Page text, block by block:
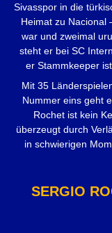
Sivasspor in die
Heimat zu Nacional
war und zweimal
steht er bei SC
er Stammkeeper
Mit 35
Nummer eins geht
Rochet ist kein
überzeugt durch
in schwierigen
SERGIO